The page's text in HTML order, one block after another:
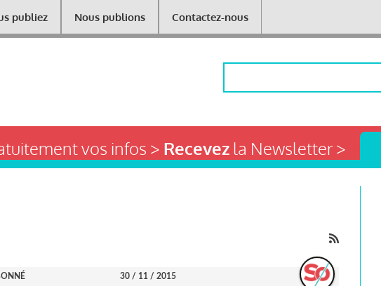
publiez Nous publions Contactez-nous
vos infos > Recevezla Newsletter >
30 / 11 / 2015